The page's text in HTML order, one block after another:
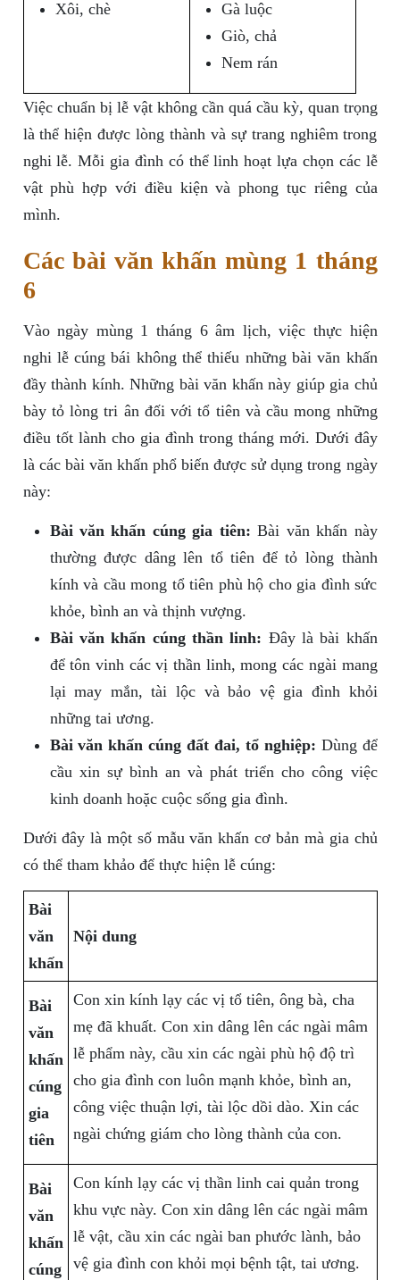
Xôi, chè
Gà luộc
Giò, chả
Nem rán
Việc chuẩn bị lễ vật không cần quá cầu kỳ, quan trọng
là thể hiện được lòng thành và sự trang nghiêm trong
nghi lễ. Mỗi gia đình có thể linh hoạt lựa chọn các lễ
vật phù hợp với điều kiện và phong tục riêng của
mình.
Các bài văn khấn mùng 1 tháng
6
Vào ngày mùng 1 tháng 6 âm lịch, việc thực hiện
nghi lễ cúng bái không thể thiếu những bài văn khấn
đầy thành kính. Những bài văn khấn này giúp gia chủ
bày tỏ lòng tri ân đối với tổ tiên và cầu mong những
điều tốt lành cho gia đình trong tháng mới. Dưới đây
là các bài văn khấn phổ biến được sử dụng trong ngày
này:
Bài văn khấn cúng gia tiên: Bài văn khấn này
thường được dâng lên tổ tiên để tỏ lòng thành
kính và cầu mong tổ tiên phù hộ cho gia đình sức
khỏe, bình an và thịnh vượng.
Bài văn khấn cúng thần linh: Đây là bài khấn
để tôn vinh các vị thần linh, mong các ngài mang
lại may mắn, tài lộc và bảo vệ gia đình khỏi
những tai ương.
Bài văn khấn cúng đất đai, tổ nghiệp: Dùng để
cầu xin sự bình an và phát triển cho công việc
kinh doanh hoặc cuộc sống gia đình.
Dưới đây là một số mẫu văn khấn cơ bản mà gia chủ
có thể tham khảo để thực hiện lễ cúng:
Bài
văn
khấn
Nội dung
Bài
văn
khấn
cúng
gia
tiên
Con xin kính lạy các vị tổ tiên, ông bà, cha
mẹ đã khuất. Con xin dâng lên các ngài mâm
lễ phẩm này, cầu xin các ngài phù hộ độ trì
cho gia đình con luôn mạnh khỏe, bình an,
công việc thuận lợi, tài lộc dồi dào. Xin các
ngài chứng giám cho lòng thành của con.
Bài
văn
khấn
cúng
Con kính lạy các vị thần linh cai quản trong
khu vực này. Con xin dâng lên các ngài mâm
lễ vật, cầu xin các ngài ban phước lành, bảo
vệ gia đình con khỏi mọi bệnh tật, tai ương.